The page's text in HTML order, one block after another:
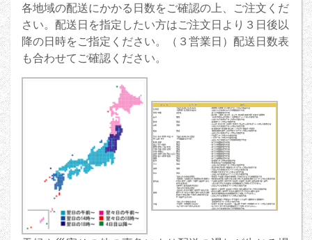
各地域の配送にかかる日数をご確認の上、ご注文くだ
さい。配送日を指定したい方はご注文日より３日後以
降の日時をご指定ください。（３営業日）配送日数表
も合わせてご確認ください。